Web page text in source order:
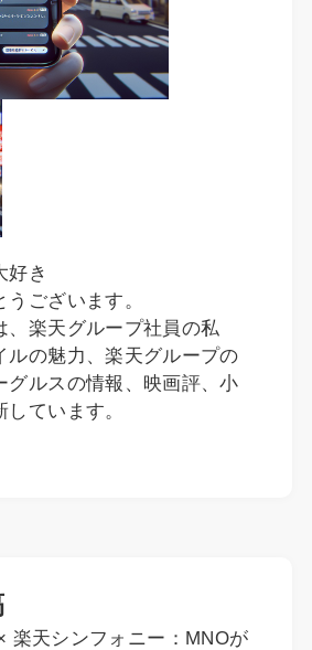
好き
ございます。
、楽天グループ社員の私
ルの魅力、楽天グループの
グルスの情報、映画評、小
ています。
楽天シンフォニー：MNOが